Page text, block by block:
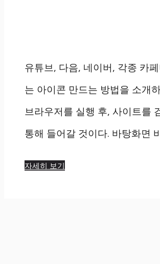
유튜브, 다음, 네이버, 각종 카
는 아이콘 만드는 방법을 소개
브라우저를 실행 후, 사이트를
통해 들어갈 것이다. 바탕화면
자세히 보기